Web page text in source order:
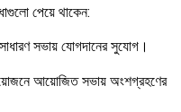
পেয়ে থাকেন:
সভায় যোগদানের সুযোগ।
আয়োজিত সভায় অংশগ্রহণের